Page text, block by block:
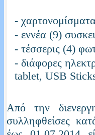
-
- εννέα (9)
- τέσσερις (4)
- διάφορες
tablet, USB
Από την
συλληφθείσες